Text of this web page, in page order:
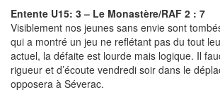
Entente U15: 3 – Le Monastère/RAF 2 : 7
Visiblement nos jeunes sans envie sont
qui a montré un jeu ne reflétant pas du tout
actuel, la défaite est lourde mais logique. Il
rigueur et d’écoute vendredi soir dans le
opposera à Séverac.